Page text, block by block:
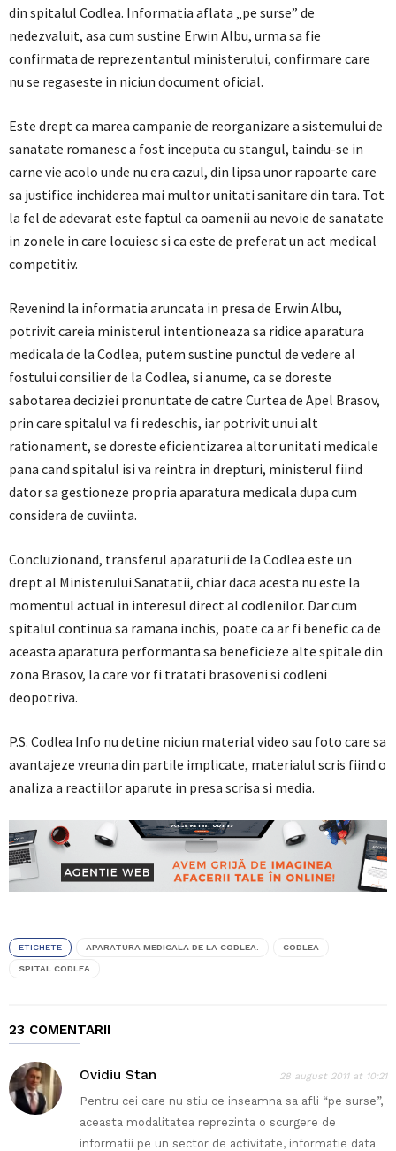
din spitalul Codlea. Informatia aflata „pe surse” de
nedezvaluit, asa cum sustine Erwin Albu, urma sa fie
confirmata de reprezentantul ministerului, confirmare care
nu se regaseste in niciun document oficial.
Este drept ca marea campanie de reorganizare a sistemului de
sanatate romanesc a fost inceputa cu stangul, taindu-se in
carne vie acolo unde nu era cazul, din lipsa unor rapoarte care
sa justifice inchiderea mai multor unitati sanitare din tara. Tot
la fel de adevarat este faptul ca oamenii au nevoie de sanatate
in zonele in care locuiesc si ca este de preferat un act medical
competitiv.
Revenind la informatia aruncata in presa de Erwin Albu,
potrivit careia ministerul intentioneaza sa ridice aparatura
medicala de la Codlea, putem sustine punctul de vedere al
fostului consilier de la Codlea, si anume, ca se doreste
sabotarea deciziei pronuntate de catre Curtea de Apel Brasov,
prin care spitalul va fi redeschis, iar potrivit unui alt
rationament, se doreste eficientizarea altor unitati medicale
pana cand spitalul isi va reintra in drepturi, ministerul fiind
dator sa gestioneze propria aparatura medicala dupa cum
considera de cuviinta.
Concluzionand, transferul aparaturii de la Codlea este un
drept al Ministerului Sanatatii, chiar daca acesta nu este la
momentul actual in interesul direct al codlenilor. Dar cum
spitalul continua sa ramana inchis, poate ca ar fi benefic ca de
aceasta aparatura performanta sa beneficieze alte spitale din
zona Brasov, la care vor fi tratati brasoveni si codleni
deopotriva.
P.S. Codlea Info nu detine niciun material video sau foto care sa
avantajeze vreuna din partile implicate, materialul scris fiind o
analiza a reactiilor aparute in presa scrisa si media.
ETICHETE APARATURA MEDICALA DE LA CODLEA. CODLEA
SPITAL CODLEA
23 COMENTARII
Ovidiu Stan 28 august 2011 at 10:21
Pentru cei care nu stiu ce inseamna sa afli “pe surse”,
aceasta modalitatea reprezinta o scurgere de
informatii pe un sector de activitate, informatie data